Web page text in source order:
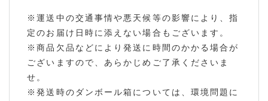
※運送中の交通事情や悪天候等の影響により、指
定のお届け日時に添えない場合もございます。
※商品欠品などにより発送に時間のかかる場合が
ございますので、あらかじめご了承くださいま
せ。
※発送時のダンボール箱については、環境問題に